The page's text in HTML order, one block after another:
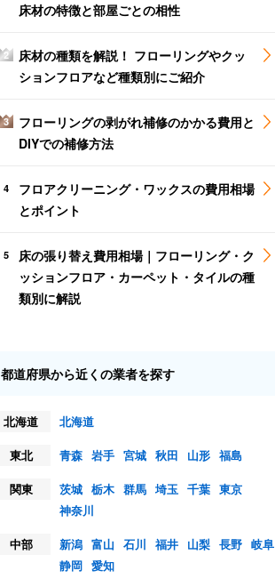
床材の特徴と部屋ごとの相性
2
床材の種類を解説！ フローリングやクッ
ションフロアなど種類別にご紹介
3
フローリングの剥がれ補修のかかる費用と
DIYでの補修方法
4
フロアクリーニング・ワックスの費用相場
とポイント
5
床の張り替え費用相場｜フローリング・ク
ッションフロア・カーペット・タイルの種
類別に解説
都道府県から近くの業者を探す
北海道
北海道
東北
青森 岩手 宮城 秋田 山形 福島
関東
茨城 栃木 群馬 埼玉 千葉 東京
神奈川
中部
新潟 富山 石川 福井 山梨 長野 岐阜
静岡 愛知